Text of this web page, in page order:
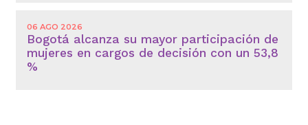
06 AGO 2026
Bogotá alcanza su mayor participación de
mujeres en cargos de decisión con un 53,8
%